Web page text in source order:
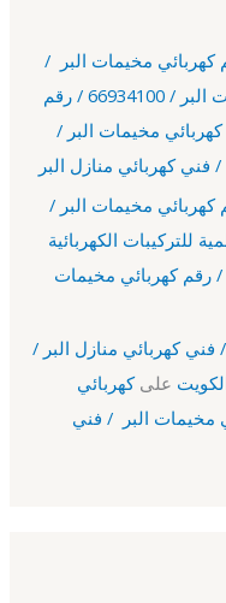
البر / 66934100 / رقم كهربائي مخيمات البر /
فني كهربائي منازل البر كهربائي مخيمات البر / 66934100 / رقم
كهربائي مخيمات البر /
البر / 66901910 / رقم كهربائي مخيمات البر /
للتركيبات الكهربائية
كهربائي مخيمات البر / 66629504 / رقم كهربائي مخيمات
رقم كهربائي مخيمات البر / 66559972 / فني كهربائي منازل البر /
علىكهربائي
/ رقم كهربائي مخيمات البر / فني